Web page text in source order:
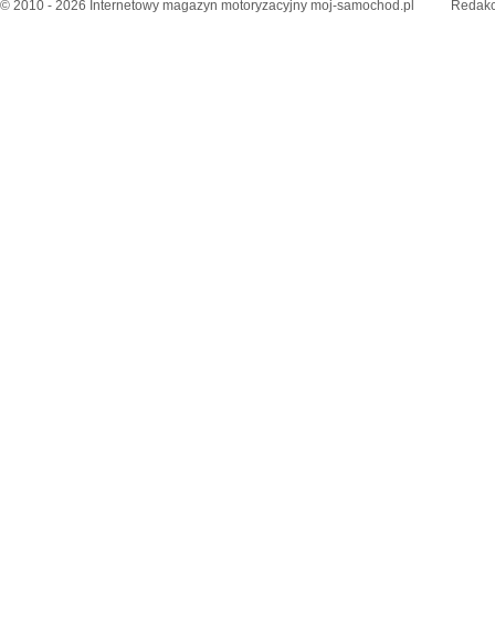
© 2010 - 2026 Internetowy magazyn motoryzacyjny moj-samochod.pl